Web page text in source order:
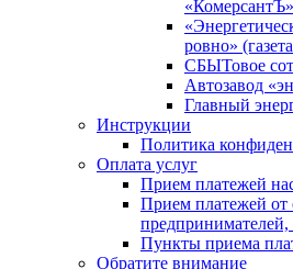
ровно»
СБЫТовое
Автозавод
Главный
Инструкции
Политика
Оплата услуг
Прием платежей
Прием платежей от
Пункты приема
Обратите внимание